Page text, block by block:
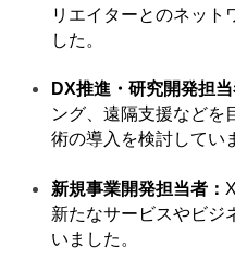
リエイターとのネット
した。
DX推進・研究開発担
ング、遠隔支援などを
術の導入を検討してい
新規事業開発担当者：
新たなサービスやビジ
いました。